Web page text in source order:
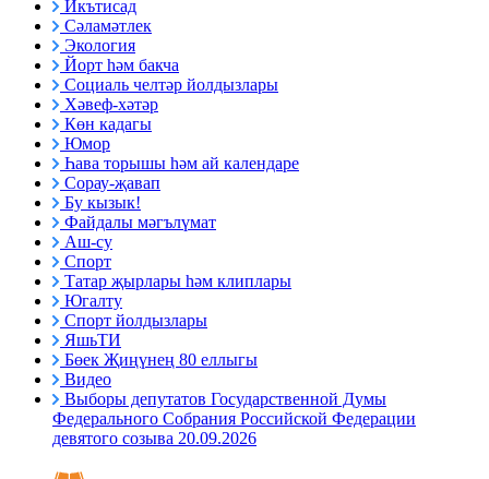
Икътисад
Сәламәтлек
Экология
Йорт һәм бакча
Социаль челтәр йолдызлары
Хәвеф-хәтәр
Көн кадагы
Юмор
Һава торышы һәм ай календаре
Сорау-җавап
Бу кызык!
Файдалы мәгълүмат
Аш-су
Спорт
Татар җырлары һәм клиплары
Югалту
Спорт йолдызлары
ЯшьТИ
Бөек Җиңүнең 80 еллыгы
Видео
Выборы депутатов Государственной Думы
Федерального Собрания Российской Федерации
девятого созыва 20.09.2026